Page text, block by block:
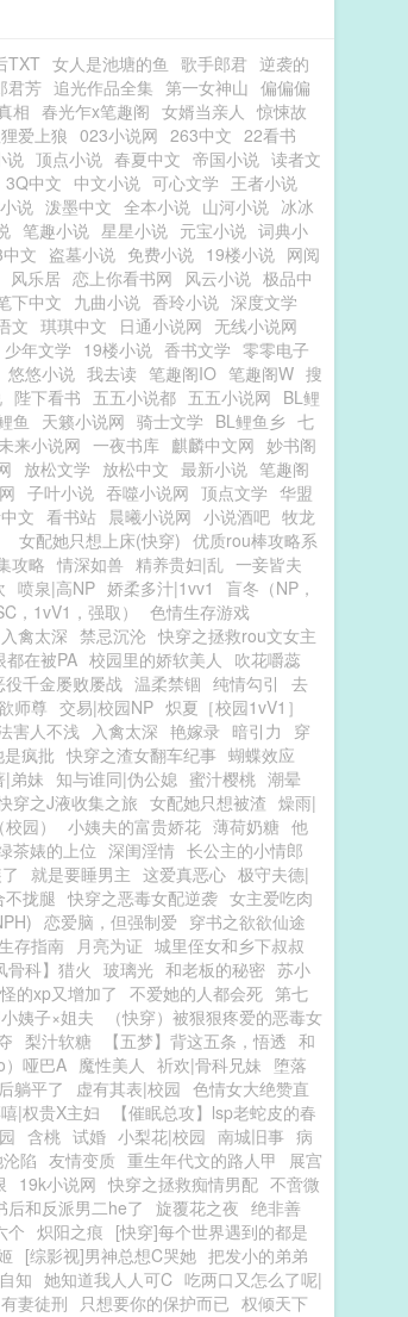
TXT 女人是池塘的鱼 歌手郎君 逆袭的
君芳 追光作品全集 第一女神山 偏偏偏
相 春光乍x笔趣阁 女婿当亲人 惊悚故
爱上狼 023小说网 263中文 22看书
说 顶点小说 春夏中文 帝国小说 读者文
3Q中文 中文小说 可心文学 王者小说
说 泼墨中文 全本小说 山河小说 冰冰
笔趣小说 星星小说 元宝小说 词典小
文 盗墓小说 免费小说 19楼小说 网阅
风乐居 恋上你看书网 风云小说 极品中
下中文 九曲小说 香玲小说 深度文学
文 琪琪中文 日通小说网 无线小说网
少年文学 19楼小说 香书文学 零零电子
悠悠小说 我去读 笔趣阁IO 笔趣阁W 搜
陛下看书 五五小说都 五五小说网 BL鲤
鱼 天籁小说网 骑士文学 BL鲤鱼乡 七
未来小说网 一夜书库 麒麟中文网 妙书阁
放松文学 放松中文 最新小说 笔趣阁
子叶小说 吞噬小说网 顶点文学 华盟
文 看书站 晨曦小说网 小说酒吧 牧龙
女配她只想上床(快穿) 优质rou棒攻略系
攻略 情深如兽 精养贵妇|乱 一妾皆夫
喷泉|高NP 娇柔多汁|1vv1
盲冬（NP，
，1vV1，强取）
色情生存游戏
入禽太深 禁忌沉沦 快穿之拯救rou文女主
都在被PA 校园里的娇软美人
吹花嚼蕊
役千金屡败屡战 温柔禁锢 纯情勾引
去
师尊 交易|校园NP 炽夏［校园1vV1］
害人不浅 入禽太深 艳嫁录 暗引力
穿
是疯批 快穿之渣女翻车纪事 蝴蝶效应
|弟妹 知与谁同|伪公媳 蜜汁樱桃 潮晕
穿之J液收集之旅 女配她只想被渣 燥雨|
园） 小姨夫的富贵娇花 薄荷奶糖 他
茶婊的上位 深闺淫情 长公主的小情郎
就是要睡男主 这爱真恶心 极守夫德|
不拢腿 快穿之恶毒女配逆袭 女主爱吃肉
恋爱脑，但强制爱 穿书之欲欲仙途
存指南 月亮为证 城里侄女和乡下叔叔
骨科】猎火 玻璃光 和老板的秘密 苏小
的xp又增加了 不爱她的人都会死 第七
姨子×姐夫
（快穿）被狠狠疼爱的恶毒女
梨汁软糖 【五梦】背这五条，悟透 和
）哑巴A 魔性美人 祈欢|骨科兄妹 堕落
躺平了 虚有其表|校园 色情女大绝赞直
|权贵X主妇
【催眠总攻】lsp老蛇皮的春
含桃 试婚 小梨花|校园 南城旧事 病
陷 友情变质 重生年代文的路人甲
展宫
19k小说网 快穿之拯救痴情男配 不啻微
后和反派男二he了 旋覆花之夜 绝非善
个 炽阳之痕 [快穿]每个世界遇到的都是
[综影视]男神总想C哭她 把发小的弟弟
知 她知道我人人可C 吃两口又怎么了呢|
有妻徒刑 只想要你的保护而已 权倾天下